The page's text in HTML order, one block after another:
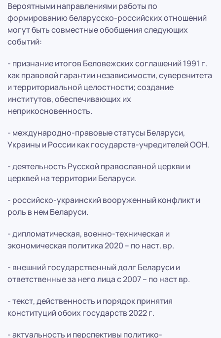
Вероятными направлениями работы по
формированию беларусско-российских отношений
могут быть совместные обобщения следующих
событий:
- признание итогов Беловежских соглашений 1991 г.
как правовой гарантии независимости, суверенитета
и территориальной целостности; создание
институтов, обеспечивающих их
неприкосновенность.
- международно-правовые статусы Беларуси,
Украины и России как государств-учредителей ООН.
- деятельность Русской православной церкви и
церквей на территории Беларуси.
- российско-украинский вооруженный конфликт и
роль в нем Беларуси.
- дипломатическая, военно-техническая и
экономическая политика 2020 – по наст. вр.
- внешний государственный долг Беларуси и
ответственные за него лица с 2007 – по наст вр.
- текст, действенность и порядок принятия
конституций обоих государств 2022 г.
- актуальность и перспективы политико-